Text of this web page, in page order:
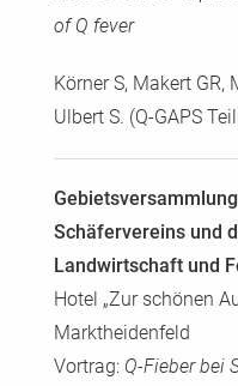
of Q fever
Körner S, Makert GR,
Ulbert S. (Q-GAPS
Schäfervereins und
Landwirtschaft und
Hotel „Zur schönen
Marktheidenfeld
Vortrag: Q-Fieber bei